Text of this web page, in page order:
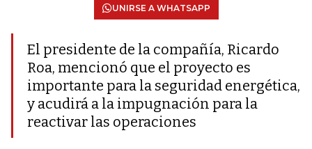
UNIRSE A WHATSAPP
El presidente de la compañía, Ricardo
Roa, mencionó que el proyecto es
importante para la seguridad energética,
y acudirá a la impugnación para la
reactivar las operaciones